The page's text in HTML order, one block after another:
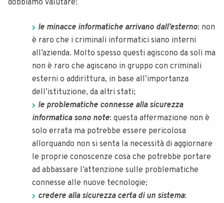
dobbiamo valutare:
le minacce informatiche arrivano dall’esterno: non
è raro che i criminali informatici siano interni
all’azienda. Molto spesso questi agiscono da soli ma
non è raro che agiscano in gruppo con criminali
esterni o addirittura, in base all’importanza
dell’istituzione, da altri stati;
le problematiche connesse alla sicurezza
informatica sono note: questa affermazione non è
solo errata ma potrebbe essere pericolosa
allorquando non si senta la necessità di aggiornare
le proprie conoscenze cosa che potrebbe portare
ad abbassare l’attenzione sulle problematiche
connesse alle nuove tecnologie;
credere alla sicurezza certa di un sistema: